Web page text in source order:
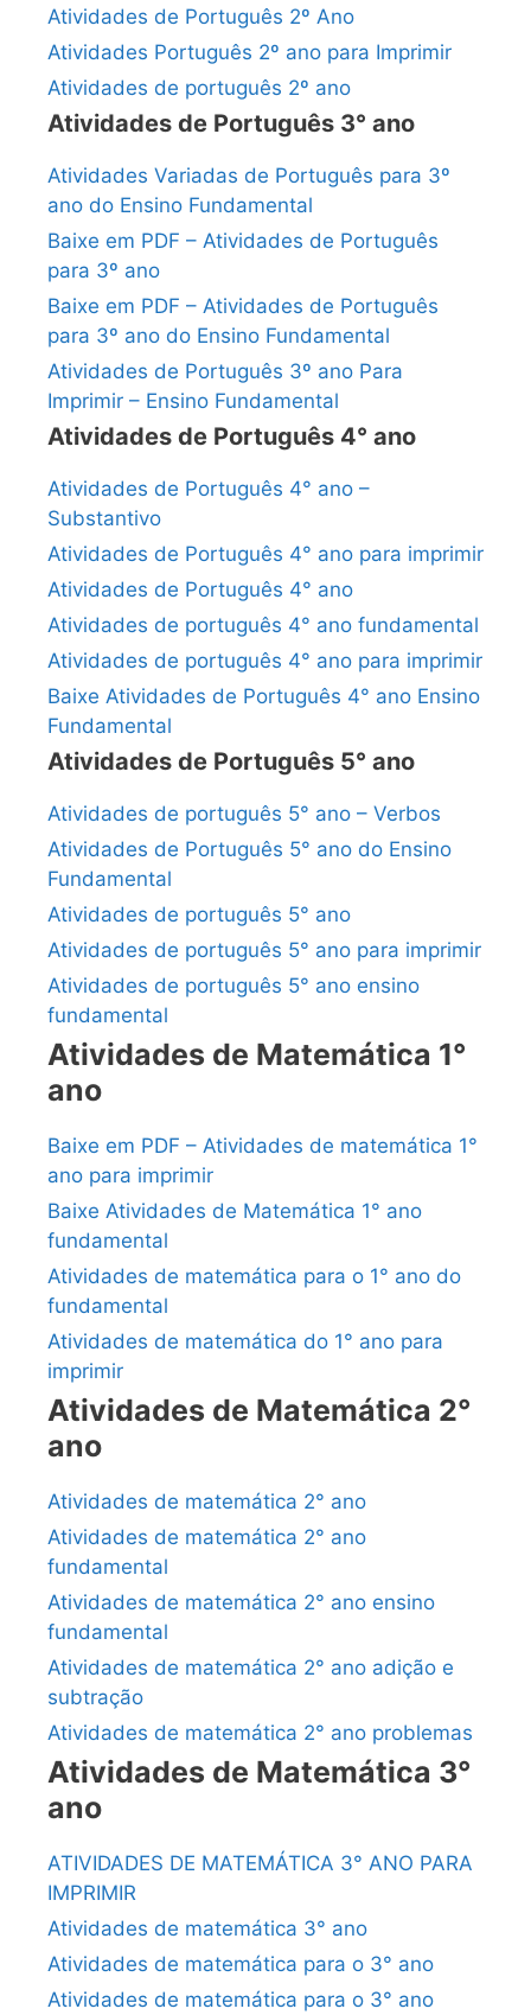
Atividades de Português 2º Ano
Atividades Português 2º ano para Imprimir
Atividades de português 2º ano
Atividades de Português 3° ano
Atividades Variadas de Português para 3º
ano do Ensino Fundamental
Baixe em PDF – Atividades de Português
para 3º ano
Baixe em PDF – Atividades de Português
para 3º ano do Ensino Fundamental
Atividades de Português 3º ano Para
Imprimir – Ensino Fundamental
Atividades de Português 4° ano
Atividades de Português 4° ano –
Substantivo
Atividades de Português 4° ano para imprimir
Atividades de Português 4° ano
Atividades de português 4° ano fundamental
Atividades de português 4° ano para imprimir
Baixe Atividades de Português 4° ano Ensino
Fundamental
Atividades de Português 5° ano
Atividades de português 5° ano – Verbos
Atividades de Português 5° ano do Ensino
Fundamental
Atividades de português 5° ano
Atividades de português 5° ano para imprimir
Atividades de português 5° ano ensino
fundamental
Atividades de Matemática 1°
ano
Baixe em PDF – Atividades de matemática 1°
ano para imprimir
Baixe Atividades de Matemática 1° ano
fundamental
Atividades de matemática para o 1° ano do
fundamental
Atividades de matemática do 1° ano para
imprimir
Atividades de Matemática 2°
ano
Atividades de matemática 2° ano
Atividades de matemática 2° ano
fundamental
Atividades de matemática 2° ano ensino
fundamental
Atividades de matemática 2° ano adição e
subtração
Atividades de matemática 2° ano problemas
Atividades de Matemática 3°
ano
ATIVIDADES DE MATEMÁTICA 3° ANO PARA
IMPRIMIR
Atividades de matemática 3° ano
Atividades de matemática para o 3° ano
Atividades de matemática para o 3° ano